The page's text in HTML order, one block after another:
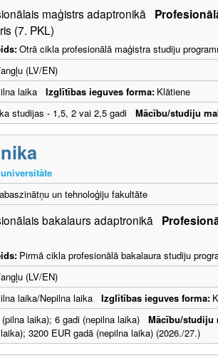
maģistrs adaptronikā
(7. PKL)
Otrā cikla profesionālā maģistra studiju
(LV/EN)
laika Izglītības ieguves forma: Klātiene
studijas - 1,5, 2 vai 2,5 gadi Mācību/studiju
un tehnoloģiju fakultāte
bakalaurs adaptronikā
Pirmā cikla profesionālā bakalaura studiju
(LV/EN)
laika/Nepilna laika Izglītības ieguves forma:
laika); 6 gadi (nepilna laika) Mācību/studiju
3200 EUR gadā (nepilna laika) (2026./27.)